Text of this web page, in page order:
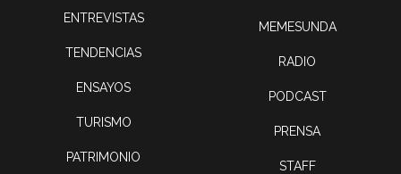
ENTREVISTAS
TENDENCIAS
ENSAYOS
TURISMO
PATRIMONIO
MEMESUNDA
RADIO
PODCAST
PRENSA
STAFF